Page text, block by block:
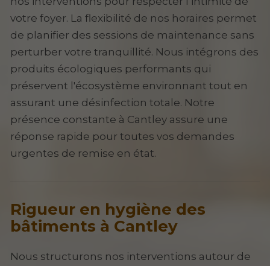
votre foyer. La flexibilité de nos horaires permet
de planifier des sessions de maintenance sans
perturber votre tranquillité. Nous intégrons des
produits écologiques performants qui
préservent l'écosystème environnant tout en
assurant une désinfection totale. Notre
présence constante à Cantley assure une
réponse rapide pour toutes vos demandes
urgentes de remise en état.
Rigueur en hygiène des
bâtiments à Cantley
Nous structurons nos interventions autour de